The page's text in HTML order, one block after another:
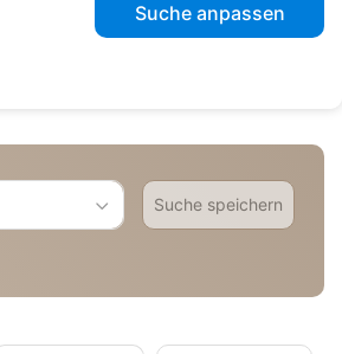
Suche anpassen
Suche speichern